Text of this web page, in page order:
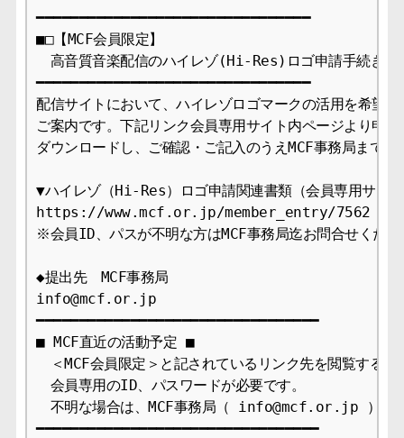
━━━━━━━━━━━━━━━━━━━━━━━━━━━━━━━━
■□【MCF会員限定】
高音質音楽配信のハイレゾ(Hi-Res)ロゴ申請手続き
━━━━━━━━━━━━━━━━━━━━━━━━━━━━━━━━
配信サイトにおいて、ハイレゾロゴマークの活用を希望
ご案内です。下記リンク会員専用サイト内ページより申
ダウンロードし、ご確認・ご記入のうえMCF事務局までご
▼ハイレゾ（Hi-Res）ロゴ申請関連書類（会員専用サイ
https://www.mcf.or.jp/member_entry/7562
※会員ID、パスが不明な方はMCF事務局迄お問合せくださ
◆提出先　MCF事務局
info@mcf.or.jp
━━━━━━━━━━━━━━━━━━━━━━━━━━━━━━━━━
■ MCF直近の活動予定 ■
＜MCF会員限定＞と記されているリンク先を閲覧するに
会員専用のID、パスワードが必要です。
不明な場合は、MCF事務局（ info@mcf.or.jp ）まで
━━━━━━━━━━━━━━━━━━━━━━━━━━━━━━━━━